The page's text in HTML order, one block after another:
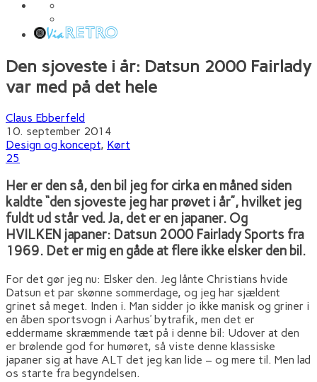
Den sjoveste i år: Datsun 2000 Fairlady
var med på det hele
Claus Ebberfeld
10. september 2014
Design og koncept, Kørt
25
Her er den så, den bil jeg for cirka en måned siden
kaldte “den sjoveste jeg har prøvet i år”, hvilket jeg
fuldt ud står ved. Ja, det er en japaner. Og
HVILKEN japaner: Datsun 2000 Fairlady Sports fra
1969. Det er mig en gåde at flere ikke elsker den bil.
For det gør jeg nu: Elsker den. Jeg lånte Christians hvide
Datsun et par skønne sommerdage, og jeg har sjældent
grinet så meget. Inden i. Man sidder jo ikke manisk og griner i
en åben sportsvogn i Aarhus’ bytrafik, men det er
eddermame skræmmende tæt på i denne bil: Udover at den
er brølende god for humøret, så viste denne klassiske
japaner sig at have ALT det jeg kan lide – og mere til. Men lad
os starte fra begyndelsen.